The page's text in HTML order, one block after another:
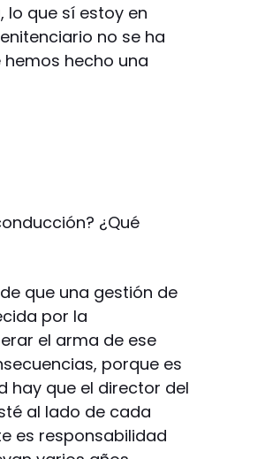
lo que sí estoy en
no se ha
hecho una
¿Qué
que una gestión de
por la
el arma de ese
porque es
hay que el director del
al lado de cada
es responsabilidad